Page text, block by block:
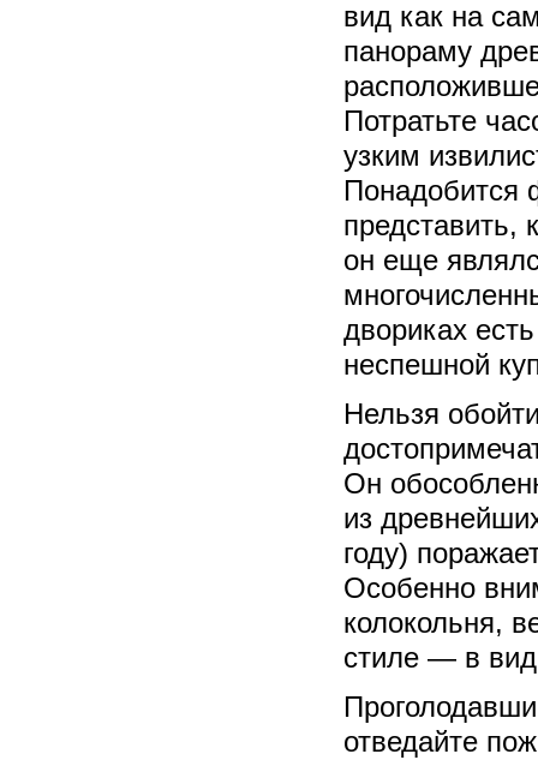
вид как на
панораму
Потратьте
узким
Понадобится
представить,
он еще
двориках
неспешной
Нельзя
Он
из
году)
Особенно
колокольня,
стиле — в
отведайте